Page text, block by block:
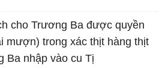
cho Trương Ba được quyền
mượn) trong xác thịt hàng thịt
Ba nhập vào cu Tị